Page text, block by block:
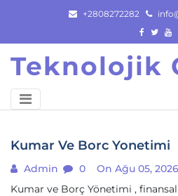
content
+2808272282
Teknolojik
Kumar Ve Borc Yonetimi
Admin 0
On Ağu 05, 2026
Kumar ve Borç Yönetimi ,